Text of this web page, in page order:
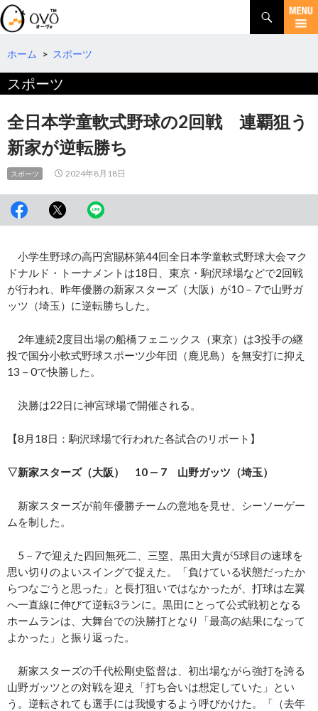
検
索
コ
テ
へ
動
ホーム > スポーツ
スポーツ
全日本学童軟式野球の2回戦 連覇狙う
新家が逆転勝ち
スポーツ 2024年8月18日
小学生野球の高円宮賜杯第44回全日本学童軟式野球大会マク
ドナルド・トーナメントは18日、東京・駒沢球場などで2回戦
が行われ、昨年優勝の新家スターズ（大阪）が10－7で山野ガ
ッツ（埼玉）に逆転勝ちした。
2年連続2度目出場の船橋フェニックス（東京）は3投手の継
投で国分小軟式野球スポーツ少年団（鹿児島）を無安打に抑え
13－0で快勝した。
決勝は22日に神宮球場で開催される。
【8月18日：駒沢球場で行われた各試合のリポート】
▽新家スターズ（大阪） 10 ― 7 山野ガッツ（埼玉）
新家スターズが前年優勝チームの意地を見せ、シーソーゲー
ムを制した。
5－7で迎えた四回無死二、三塁、黒田大貴が5球目の速球を
思い切りのよいスイングで捉えた。「負けている状態だったか
らつなごうと思った」と長打狙いではなかったが、打球は左翼
へ一直線に伸びて逆転3ランに。黒田にとって公式戦初となる
ホームランは、大舞台での決勝打となり「最高の結果になって
よかった」と振り返った。
新家スターズの千代松剛史監督は、初出場ながら強打を誇る
山野ガッツとの対戦を迎え「打ち合いは想定していた」とい
う。逆転されても選手には我慢するよう呼びかけた。「（去年